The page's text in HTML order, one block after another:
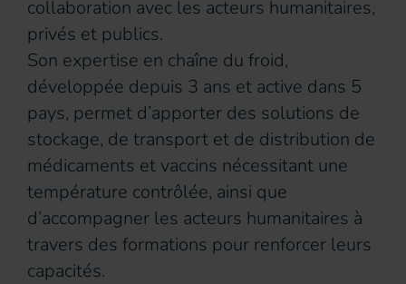
collaboration avec les acteurs humanitaires,
privés et publics.
Son expertise en chaîne du froid,
développée depuis 3 ans et active dans 5
pays, permet d’apporter des solutions de
stockage, de transport et de distribution de
médicaments et vaccins nécessitant une
température contrôlée, ainsi que
d’accompagner les acteurs humanitaires à
travers des formations pour renforcer leurs
capacités.